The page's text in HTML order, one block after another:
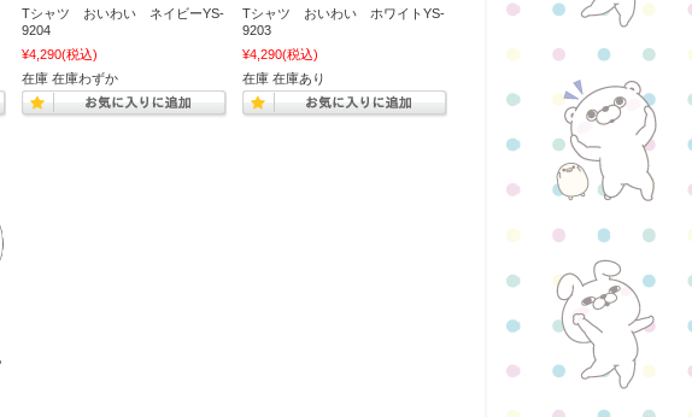
Tシャツ おいわい ネイビーYS-
9204
¥4,290(税込)
在庫 在庫わずか
Tシャツ おいわい ホワイトYS-
9203
¥4,290(税込)
在庫 在庫あり